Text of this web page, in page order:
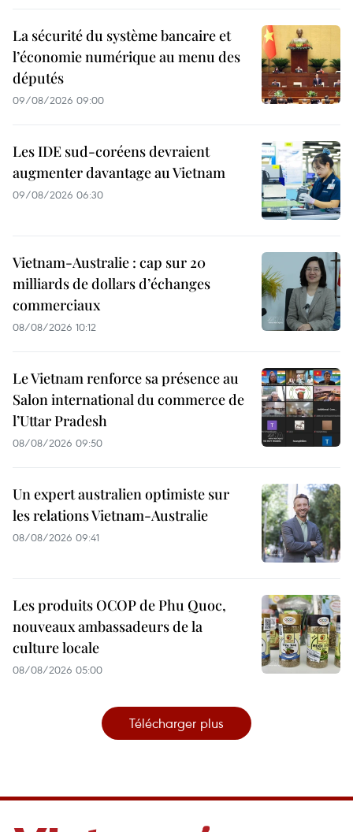
La sécurité du système bancaire et
l’économie numérique au menu des
députés
09/08/2026 09:00
Les IDE sud-coréens devraient
augmenter davantage au Vietnam
09/08/2026 06:30
Vietnam-Australie : cap sur 20
milliards de dollars d’échanges
commerciaux
08/08/2026 10:12
Le Vietnam renforce sa présence au
Salon international du commerce de
l’Uttar Pradesh
08/08/2026 09:50
Un expert australien optimiste sur
les relations Vietnam-Australie
08/08/2026 09:41
Les produits OCOP de Phu Quoc,
nouveaux ambassadeurs de la
culture locale
08/08/2026 05:00
Télécharger plus